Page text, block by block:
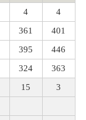
4
4
361 401
395 446
324 363
15
3